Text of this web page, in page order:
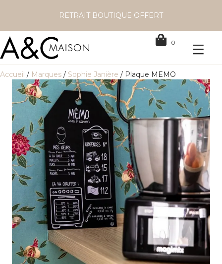
RETRAIT BOUTIQUE OFFERT
0
Accueil / Marques / Sophie Janière / Plaque MEMO